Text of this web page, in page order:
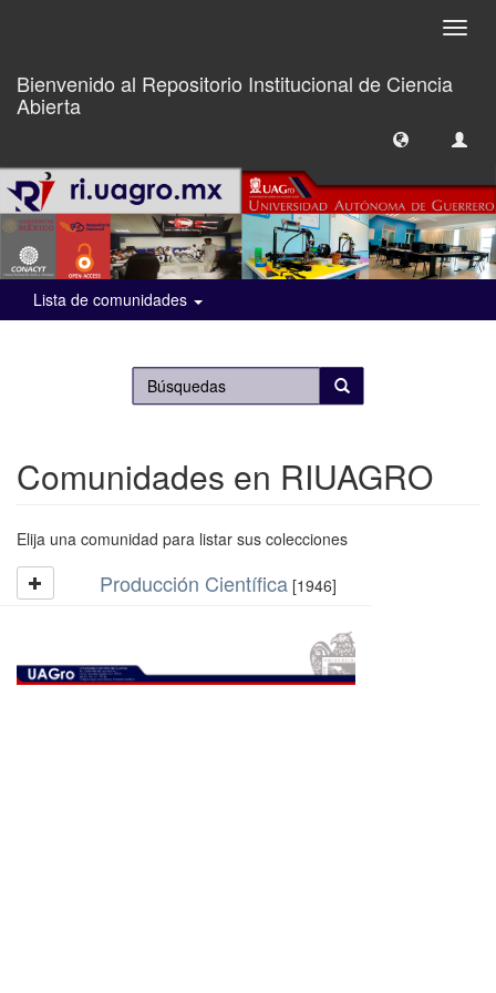
Bienvenido al Repositorio Institucional de Ciencia
Abierta
Lista de comunidades
Comunidades en RIUAGRO
Elija una comunidad para listar sus colecciones
Producción Científica[1946]